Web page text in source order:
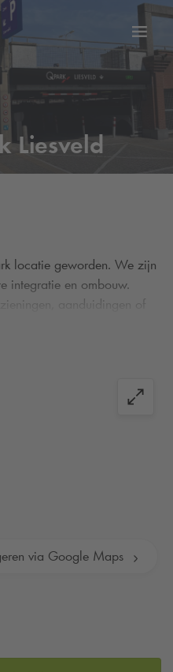
Liesveld
locatie geworden. We zijn
integratie en ombouw.
aanduidingen of
via Google Maps